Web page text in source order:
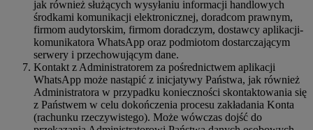
jak również służących wysyłaniu informacji handlowych
środkami komunikacji elektronicznej, doradcom prawnym,
firmom audytorskim, firmom doradczym, dostawcy aplikacji-
komunikatora WhatsApp oraz podmiotom dostarczającym
serwery i przechowującym dane.
Kontakt z Administratorem za pośrednictwem aplikacji
WhatsApp może nastąpić z inicjatywy Państwa, jak również
Administratora w przypadku konieczności skontaktowania się
z Państwem w celu dokończenia procesu zakładania Konta
(rachunku rzeczywistego). Może wówczas dojść do